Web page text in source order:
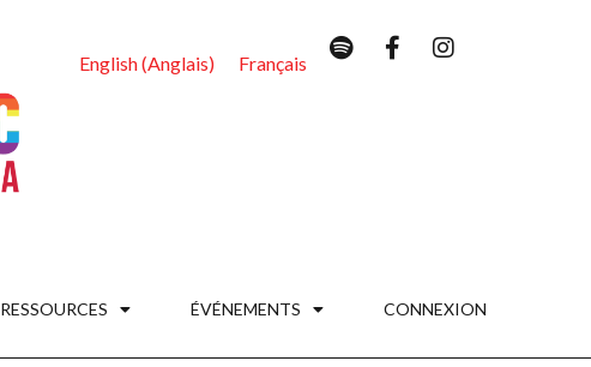
English(Anglais) Français
RESSOURCES ÉVÉNEMENTS CONNEXION